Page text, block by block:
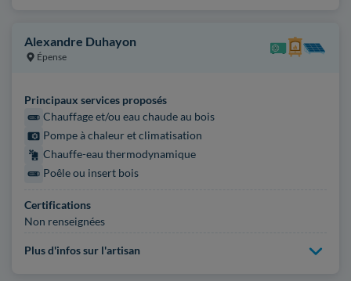
Alexandre Duhayon
Épense
Principaux services proposés
Chauffage et/ou eau chaude au bois
Pompe à chaleur et climatisation
Chauffe-eau thermodynamique
Poêle ou insert bois
Certifications
Non renseignées
Plus d'infos sur l'artisan